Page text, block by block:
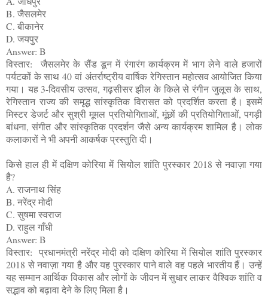
B. जैसलमेर
C. बीकानेर
D. जयपुर
Answer: B
विस्तार: जैसलमेर के सैंड डून में रंगारंग कार्यक्रम में भाग लेने वाले हजारों
पर्यटकों के साथ 40 वां अंतर्राष्ट्रीय वार्षिक रेगिस्तान महोत्सव आयोजित किया
गया। यह 3-दिवसीय उत्सव, गढ़सीसर झील के किले से रंगीन जुलूस के साथ,
रेगिस्तान राज्य की समृद्ध सांस्कृतिक विरासत को प्रदर्शित करता है। इसमें
मिस्टर डेजर्ट और सुश्री मूमल प्रतियोगिताओं, मूंछों की प्रतियोगिताओं, पगड़ी
बांधना, संगीत और सांस्कृतिक प्रदर्शन जैसे अन्य कार्यक्रम शामिल है। लोक
कलाकारों ने भी अपनी आकर्षक प्रस्तुति दी।
किसे हाल ही में दक्षिण कोरिया में सियोल शांति पुरस्कार 2018 से नवाज़ा गया
है?
A. राजनाथ सिंह
B. नरेंद्र मोदी
C. सुषमा स्वराज
D. राहुल गाँधी
Answer: B
विस्तार: प्रधानमंत्री नरेंद्र मोदी को दक्षिण कोरिया में सियोल शांति पुरस्कार
2018 से नवाज़ा गया है और यह पुरस्कार पाने वाले वह पहले भारतीय हैं। उन्हें
यह सम्मान आर्थिक विकास और लोगों के जीवन में सुधार लाकर वैश्विक शांति व
सद्भाव को बढ़ावा देने के लिए मिला है।